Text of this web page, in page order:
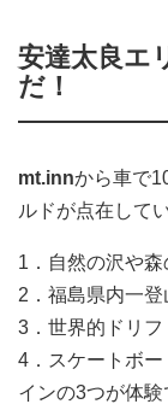
安達太良エ
だ！
mt.innから車で
ルドが点在して
1．自然の沢や森
2．福島県内一
3．世界的ドリフ
4．スケートボ
インの3つが体